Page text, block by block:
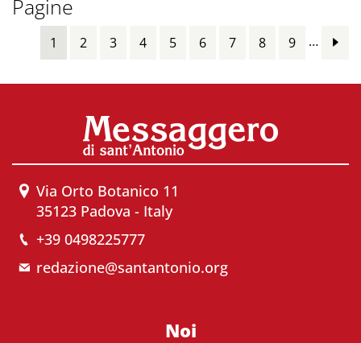
Pagine
1 2 3 4 5 6 7 8 9 …
Via Orto Botanico 11
35123 Padova - Italy
+39 0498225777
redazione@santantonio.org
Noi